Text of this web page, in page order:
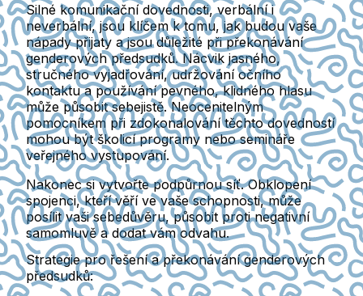
Silné komunikační dovednosti, verbální i
neverbální, jsou klíčem k tomu, jak budou vaše
nápady přijaty a jsou důležité při překonávání
genderových předsudků. Nácvik jasného,
stručného vyjadřování, udržování očního
kontaktu a používání pevného, klidného hlasu
může působit sebejistě. Neocenitelným
pomocníkem při zdokonalování těchto dovedností
mohou být školicí programy nebo semináře
veřejného vystupování.
Nakonec si vytvořte podpůrnou síť. Obklopení
spojenci, kteří věří ve vaše schopnosti, může
posílit vaši sebedůvěru, působit proti negativní
samomluvě a dodat vám odvahu.
Strategie pro řešení a překonávání genderových
předsudků: